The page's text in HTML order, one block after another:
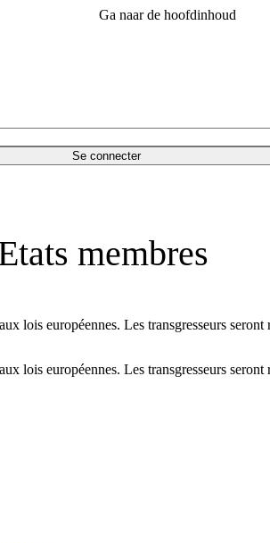
Ga naar de hoofdinhoud
Se connecter
membres
lois européennes. Les transgresseurs
lois européennes. Les transgresseurs